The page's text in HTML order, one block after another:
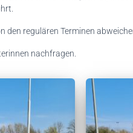
den regulären Terminen
nachfragen.